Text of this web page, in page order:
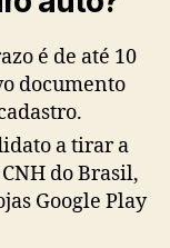
é de até 10
documento
a tirar a
do Brasil,
Google Play